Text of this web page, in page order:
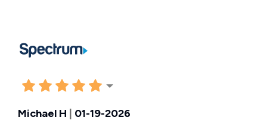
Michael H | 01-19-2026